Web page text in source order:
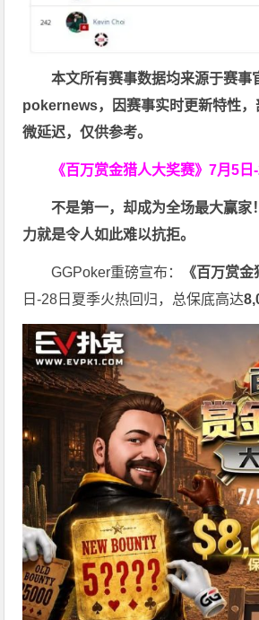
本文所有赛事数据均来源于赛事
pokernews，因赛事实时更新特性
微延迟，仅供参考。
《百万赏金猎人大奖赛》7月5日
不是第一，却成为全场最大赢家
力就是令人如此难以抗拒。
GGPoker重磅宣布： 《百万赏
日-28日夏季火热回归，总保底高达